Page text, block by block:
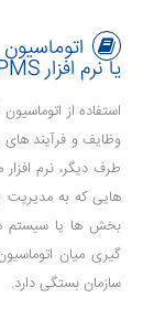
یا نرم افزار BPMS؟
استفاده از
وظایف و فرآیند های
‌هایی که به مدیریت
بخش‌ ها یا سیستم‌
سازمان بستگی دارد.